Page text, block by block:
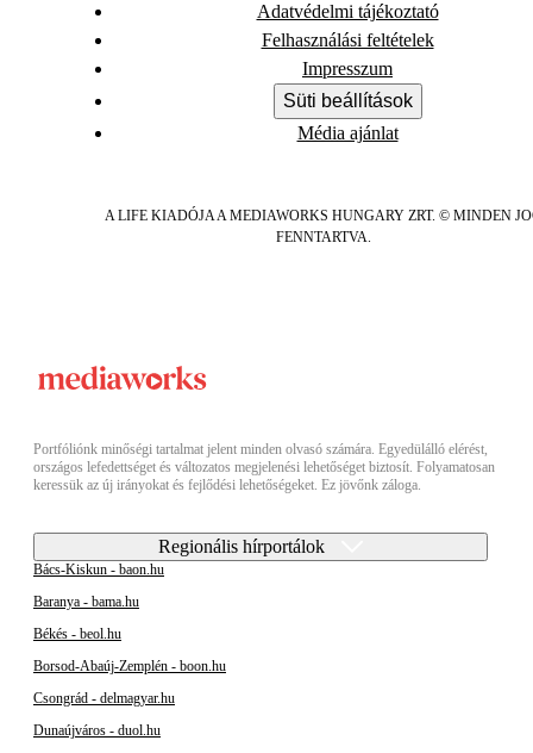
Adatvédelmi tájékoztató
Felhasználási feltételek
Impresszum
Süti beállítások
Média ajánlat
A LIFE KIADÓJA A MEDIAWORKS HUNGARY ZRT. © MINDEN
FENNTARTVA.
Portfóliónk minőségi tartalmat jelent minden olvasó számára. Egyedülálló elérést,
országos lefedettséget és változatos megjelenési lehetőséget biztosít. Folyamatosan
keressük az új irányokat és fejlődési lehetőségeket. Ez jövőnk záloga.
Regionális hírportálok
Bács-Kiskun - baon.hu
Baranya - bama.hu
Békés - beol.hu
Borsod-Abaúj-Zemplén - boon.hu
Csongrád - delmagyar.hu
Dunaújváros - duol.hu